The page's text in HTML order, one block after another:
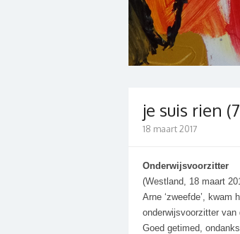
je suis rien
18 maart 2017
Onderwijsvoorzitter
(Westland, 18 maart
Arne ‘zweefde’,
onderwijsvoorzitter
Goed getimed,